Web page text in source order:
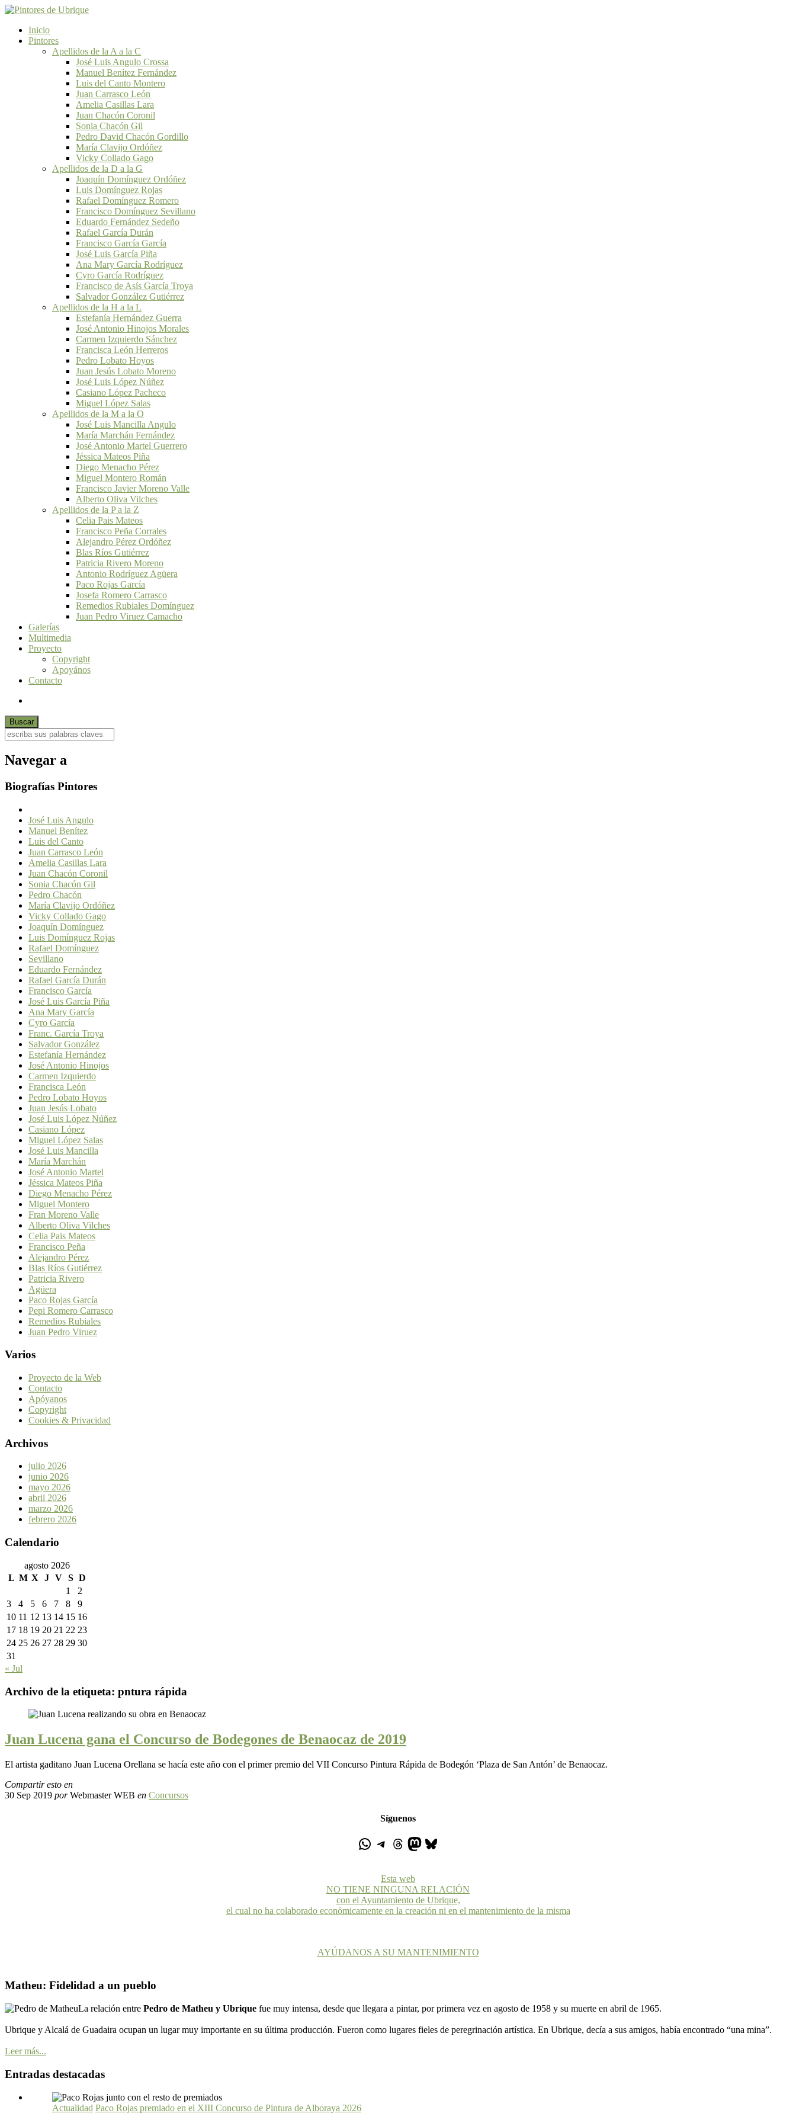
Inicio
Pintores
Apellidos de la A a la C
José Luis Angulo Crossa
Manuel Benítez Fernández
Luis del Canto Montero
Juan Carrasco León
Amelia Casillas Lara
Juan Chacón Coronil
Sonia Chacón Gil
Pedro David Chacón Gordillo
María Clavijo Ordóñez
Vicky Collado Gago
Apellidos de la D a la G
Joaquín Domínguez Ordóñez
Luis Domínguez Rojas
Rafael Domínguez Romero
Francisco Domínguez Sevillano
Eduardo Fernández Sedeño
Rafael García Durán
Francisco García García
José Luis García Piña
Ana Mary García Rodríguez
Cyro García Rodríguez
Francisco de Asís García Troya
Salvador González Gutiérrez
Apellidos de la H a la L
Estefanía Hernández Guerra
José Antonio Hinojos Morales
Carmen Izquierdo Sánchez
Francisca León Herreros
Pedro Lobato Hoyos
Juan Jesús Lobato Moreno
José Luis López Núñez
Casiano López Pacheco
Miguel López Salas
Apellidos de la M a la O
José Luis Mancilla Angulo
María Marchán Fernández
José Antonio Martel Guerrero
Jéssica Mateos Piña
Diego Menacho Pérez
Miguel Montero Román
Francisco Javier Moreno Valle
Alberto Oliva Vilches
Apellidos de la P a la Z
Celia Pais Mateos
Francisco Peña Corrales
Alejandro Pérez Ordóñez
Blas Ríos Gutiérrez
Patricia Rivero Moreno
Antonio Rodríguez Agüera
Paco Rojas García
Josefa Romero Carrasco
Remedios Rubiales Domínguez
Juan Pedro Viruez Camacho
Galerías
Multimedia
Proyecto
Copyright
Apoyános
Contacto
Navegar a
Biografías Pintores
José Luis Angulo
Manuel Benítez
Luis del Canto
Juan Carrasco León
Amelia Casillas Lara
Juan Chacón Coronil
Sonia Chacón Gil
Pedro Chacón
María Clavijo Ordóñez
Vicky Collado Gago
Joaquín Domínguez
Luis Domínguez Rojas
Rafael Domínguez
Sevillano
Eduardo Fernández
Rafael García Durán
Francisco García
José Luis García Piña
Ana Mary García
Cyro García
Franc. García Troya
Salvador González
Estefanía Hernández
José Antonio Hinojos
Carmen Izquierdo
Francisca León
Pedro Lobato Hoyos
Juan Jesús Lobato
José Luis López Núñez
Casiano López
Miguel López Salas
José Luis Mancilla
María Marchán
José Antonio Martel
Jéssica Mateos Piña
Diego Menacho Pérez
Miguel Montero
Fran Moreno Valle
Alberto Oliva Vilches
Celia Pais Mateos
Francisco Peña
Alejandro Pérez
Blas Ríos Gutiérrez
Patricia Rivero
Agüera
Paco Rojas García
Pepi Romero Carrasco
Remedios Rubiales
Juan Pedro Viruez
Varios
Proyecto de la Web
Contacto
Apóyanos
Copyright
Cookies & Privacidad
Archivos
julio 2026
junio 2026
mayo 2026
abril 2026
marzo 2026
febrero 2026
Calendario
agosto 2026
L M X J V S D
1
2
3
4 5 6 7 8
9
10 11 12 13 14 15 16
17 18 19 20 21 22 23
24 25 26 27 28 29 30
31
« Jul
Archivo de la etiqueta: pntura rápida
Juan Lucena gana el Concurso de Bodegones de Benaocaz de 2019
El artista gaditano Juan Lucena Orellana se hacía este año con el primer premio del VII Concurso Pintura Rápida de Bodegón ‘Plaza de San Antón’ de Benaocaz.
Compartir esto en
30 Sep 2019 porWebmaster WEB en Concursos
Síguenos
Esta web
NO TIENE NINGUNA RELACIÓN
con el Ayuntamiento de Ubrique,
el cual no ha colaborado económicamente en la creación ni en el mantenimiento de la misma
AYÚDANOS A SU MANTENIMIENTO
Matheu: Fidelidad a un pueblo
La relación entre Pedro de Matheu y Ubrique fue muy intensa, desde que llegara a pintar, por primera vez en agosto de 1958 y su muerte en abril de 1965.
Ubrique y Alcalá de Guadaira ocupan un lugar muy importante en su última producción. Fueron como lugares fieles de peregrinación artística. En Ubrique, decía a sus amigos, había encontrado “una mina”.
Leer más...
Entradas destacadas
Actualidad Paco Rojas premiado en el XIII Concurso de Pintura de Alboraya 2026